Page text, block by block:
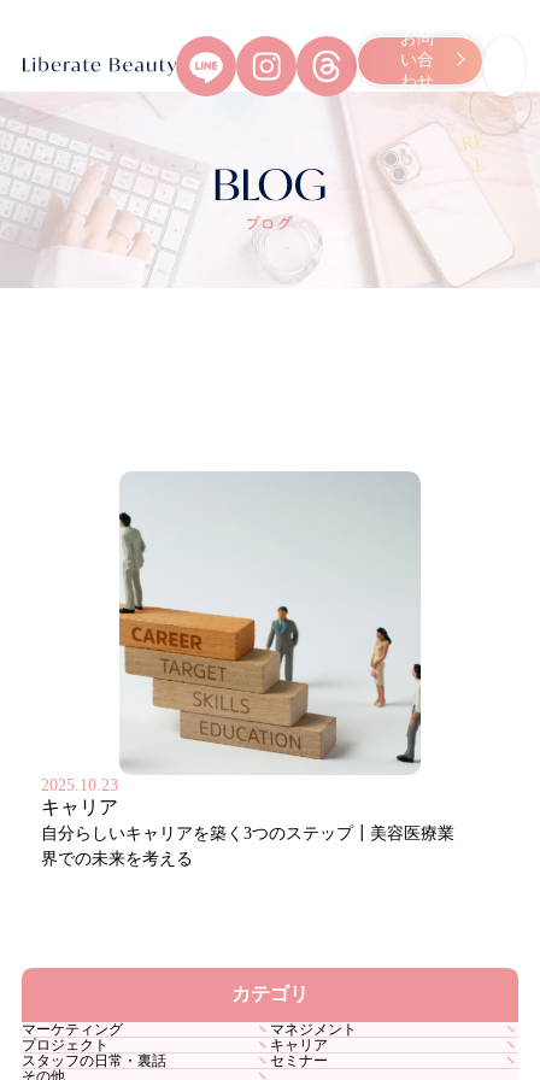
お問
い合
わせ
2025.10.23
キャリア
自分らしいキャリアを築く3つのステップ┃美容医療業
界での未来を考える
カテゴリ
マーケティング
マネジメント
プロジェクト
キャリア
スタッフの日常・裏話
セミナー
その他